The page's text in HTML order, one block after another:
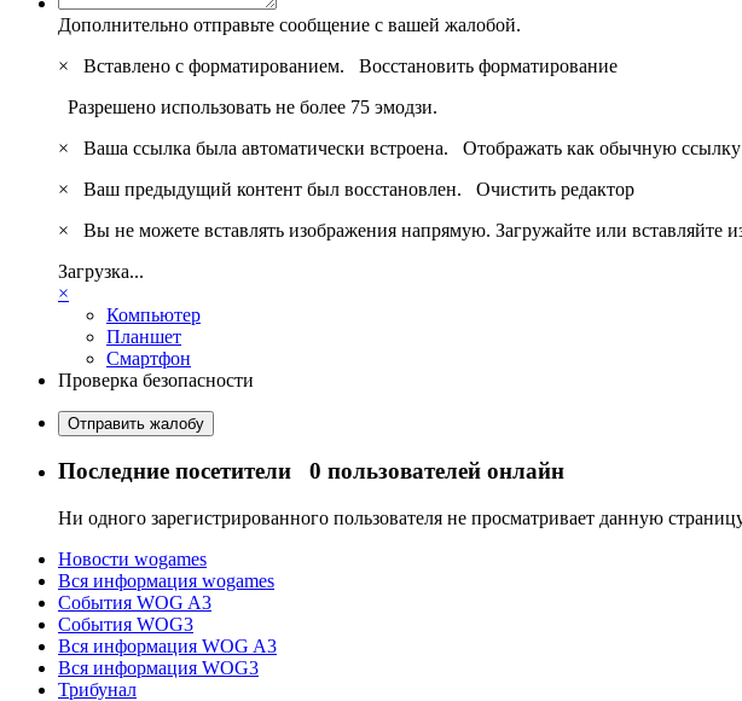
Дополнительно отправьте сообщение с вашей жалобой.
×
Вставлено с форматированием. Восстановить форматирование
Разрешено использовать не более 75 эмодзи.
×
Ваша ссылка была автоматически встроена. Отображать как обычную ссылку
×
Ваш предыдущий контент был восстановлен. Очистить редактор
×
Вы не можете вставлять изображения напрямую. Загружайте или вставляйте
Загрузка...
×
Компьютер
Планшет
Смартфон
Проверка безопасности
Отправить жалобу
Последние посетители 0 пользователей онлайн
Ни одного зарегистрированного пользователя не просматривает данную
Новости wogames
Вся информация wogames
События WOG A3
События WOG3
Вся информация WOG A3
Вся информация WOG3
Трибунал